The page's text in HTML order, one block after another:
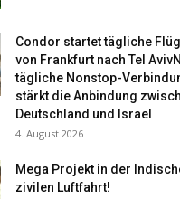
Condor startet tägliche
von Frankfurt nach Tel
tägliche Nonstop-
stärkt die Anbindung
Deutschland und Israel
4. August 2026
Mega Projekt in der
zivilen Luftfahrt!